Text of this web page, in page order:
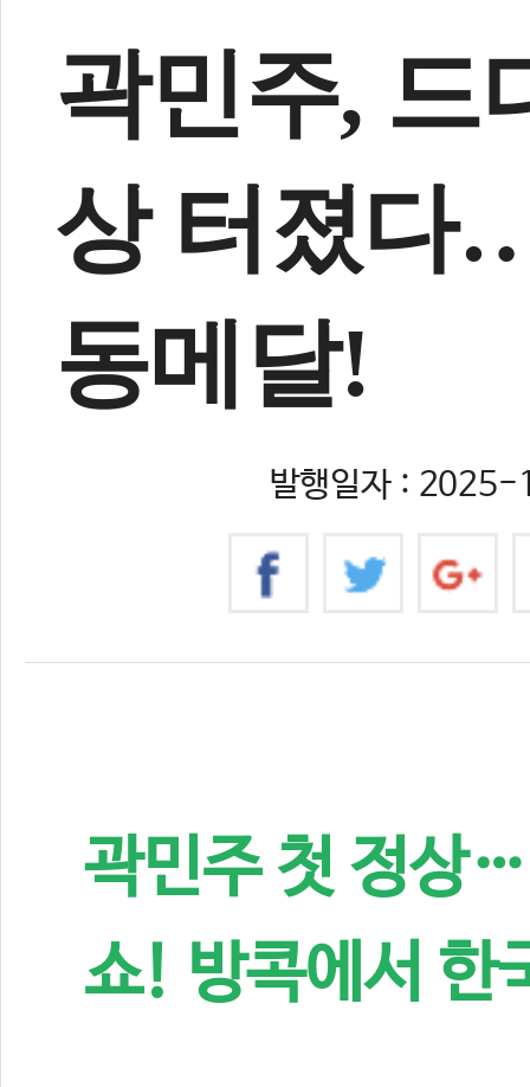
곽민주, 드
상 터졌다
동메달!
발행일자 :
곽민주 첫 정상…
쇼! 방콕에서 한